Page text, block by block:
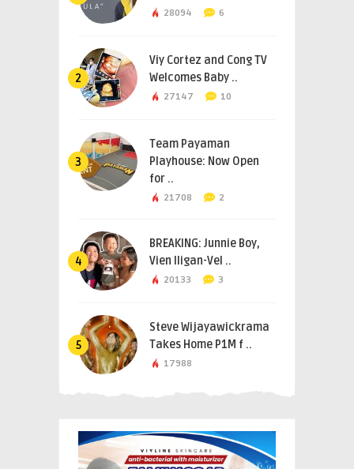
28094 6
2
Viy Cortez and Cong TV
Welcomes Baby ..
27147 10
3
Team Payaman
Playhouse: Now Open
for ..
21708 2
4
BREAKING: Junnie Boy,
Vien Iligan-Vel ..
20133 3
5
Steve Wijayawickrama
Takes Home P1M f ..
17988